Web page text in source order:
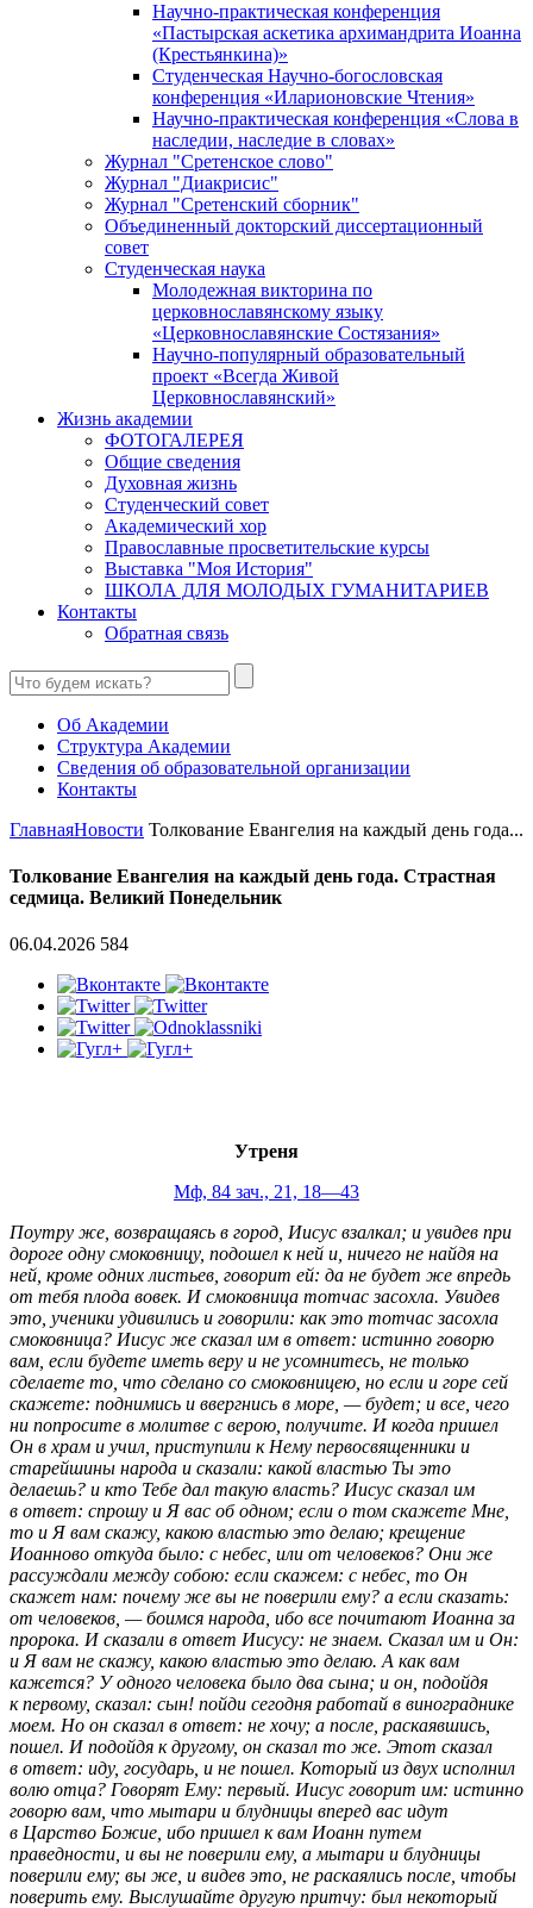
Научно-практическая конференция
«Пастырская аскетика архимандрита Иоанна
(Крестьянкина)»
Студенческая Научно-богословская
конференция «Иларионовские Чтения»
Научно-практическая конференция «Cлова в
наследии, наследие в словах»
Журнал "Сретенское слово"
Журнал "Диакрисис"
Журнал "Сретенский сборник"
Объединенный докторский диссертационный
совет
Студенческая наука
Молодежная викторина по
церковнославянскому языку
«Церковнославянские Состязания»
Научно-популярный образовательный
проект «Всегда Живой
Церковнославянский»
Жизнь академии
ФОТОГАЛЕРЕЯ
Общие сведения
Духовная жизнь
Студенческий совет
Академический хор
Православные просветительские курсы
Выставка "Моя История"
ШКОЛА ДЛЯ МОЛОДЫХ ГУМАНИТАРИЕВ
Контакты
Обратная связь
Об Академии
Структура Академии
Сведения об образовательной организации
Контакты
ГлавнаяНовости Толкование Евангелия на каждый день года...
Толкование Евангелия на каждый день года. Страстная
седмица. Великий Понедельник
06.04.2026 584
Утреня
Мф, 84 зач., 21, 18—43
Поутру же, возвращаясь в город, Иисус взалкал; и увидев при
дороге одну смоковницу, подошел к ней и, ничего не найдя на
ней, кроме одних листьев, говорит ей: да не будет же впредь
от тебя плода вовек. И смоковница тотчас засохла. Увидев
это, ученики удивились и говорили: как это тотчас засохла
смоковница? Иисус же сказал им в ответ: истинно говорю
вам, если будете иметь веру и не усомнитесь, не только
сделаете то, что сделано со смоковницею, но если и горе сей
скажете: поднимись и ввергнись в море, — будет; и все, чего
ни попросите в молитве с верою, получите. И когда пришел
Он в храм и учил, приступили к Нему первосвященники и
старейшины народа и сказали: какой властью Ты это
делаешь? и кто Тебе дал такую власть? Иисус сказал им
в ответ: спрошу и Я вас об одном; если о том скажете Мне,
то и Я вам скажу, какою властью это делаю; крещение
Иоанново откуда было: с небес, или от человеков? Они же
рассуждали между собою: если скажем: с небес, то Он
скажет нам: почему же вы не поверили ему? а если сказать:
от человеков, — боимся народа, ибо все почитают Иоанна за
пророка. И сказали в ответ Иисусу: не знаем. Сказал им и Он:
и Я вам не скажу, какою властью это делаю. А как вам
кажется? У одного человека было два сына; и он, подойдя
к первому, сказал: сын! пойди сегодня работай в винограднике
моем. Но он сказал в ответ: не хочу; а после, раскаявшись,
пошел. И подойдя к другому, он сказал то же. Этот сказал
в ответ: иду, государь, и не пошел. Который из двух исполнил
волю отца? Говорят Ему: первый. Иисус говорит им: истинно
говорю вам, что мытари и блудницы вперед вас идут
в Царство Божие, ибо пришел к вам Иоанн путем
праведности, и вы не поверили ему, а мытари и блудницы
поверили ему; вы же, и видев это, не раскаялись после, чтобы
поверить ему. Выслушайте другую притчу: был некоторый